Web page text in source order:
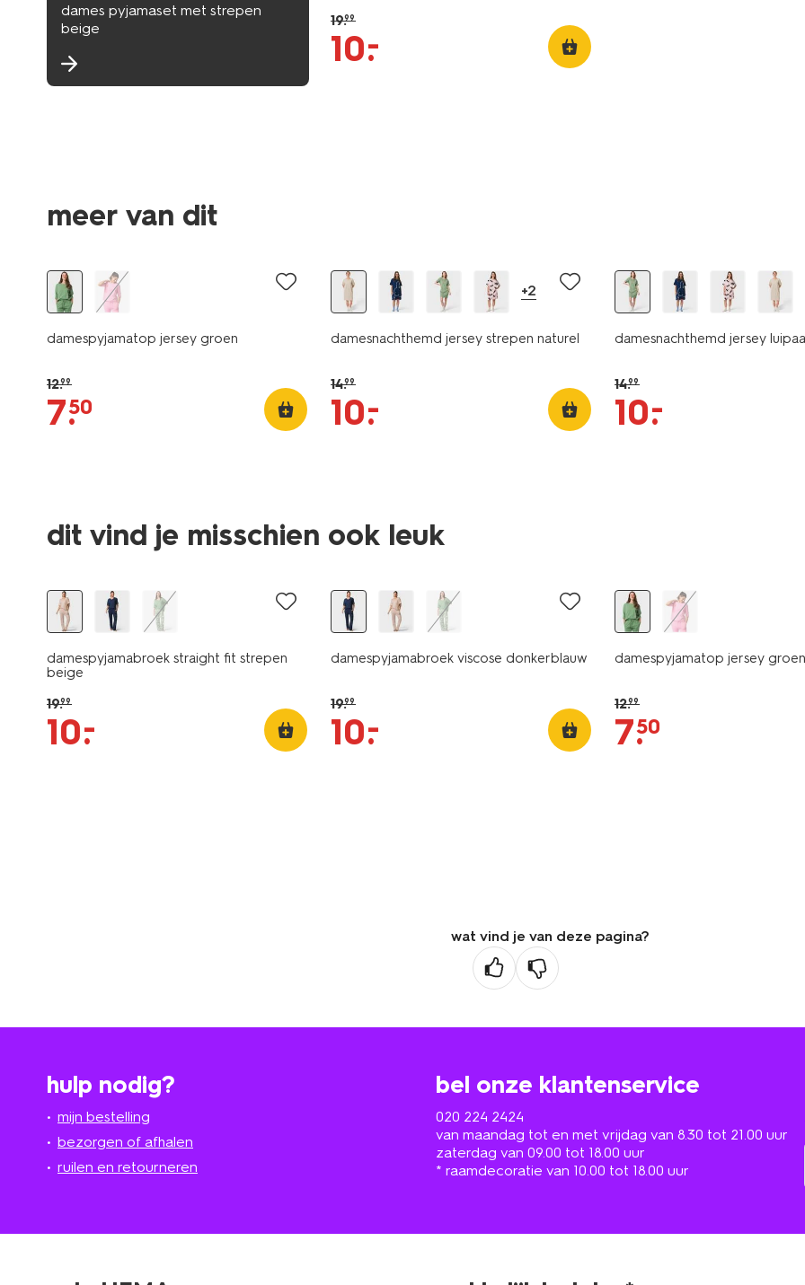
dames pyjamaset met strepen
beige
19.99
10.
–
meer van dit
damespyjamatop jersey groen
12.99
7.
50
+2
damesnachthemd jersey strepen naturel
14.99
10.
–
damesnachthemd jersey
14.99
10.
–
dit vind je misschien ook leuk
damespyjamabroek straight fit strepen
beige
19.99
10.
–
damespyjamabroek viscose donkerblauw
19.99
10.
–
damespyjamatop jersey groen
12.99
7.
50
wat vind je van deze pagina?
hulp nodig?
mijn bestelling
bezorgen of afhalen
ruilen en retourneren
bel onze klantenservice
020 224 2424
van maandag tot en met vrijdag van 8.30 tot 21.00 uur
zaterdag van 09.00 tot 18.00 uur
* raamdecoratie van 10.00 tot 18.00 uur